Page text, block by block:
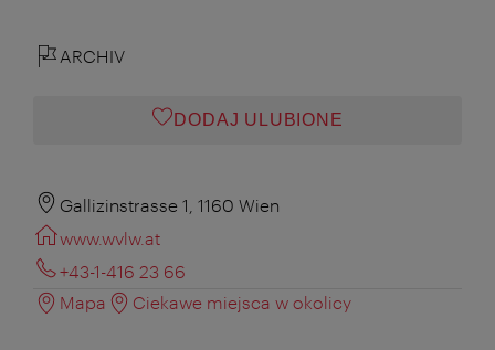
ARCHIV
DODAJ ULUBIONE
Gallizinstrasse 1, 1160 Wien
www.wvlw.at
+43-1-416 23 66
Mapa
Ciekawe miejsca w okolicy